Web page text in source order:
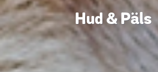
Hud & Päls